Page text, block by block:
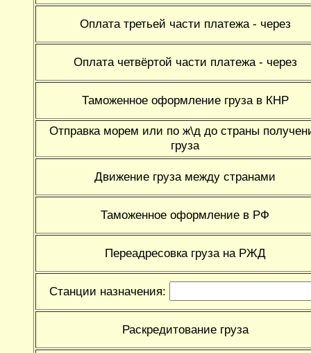
Оплата третьей части платежа - через
Оплата четвёртой части платежа - через
Таможенное оформление груза в КНР
Отправка морем или по ж\д до страны
груза
Движение груза между странами
Таможенное оформление в РФ
Переадресовка груза на РЖД
Cтанции назначения:
Раскредитование груза